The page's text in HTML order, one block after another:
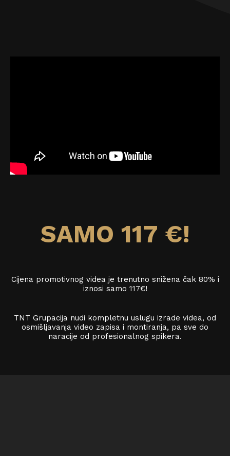
SAMO 117 €!
Cijena promotivnog videa je trenutno snižena čak 80% i
iznosi samo 117€!
TNT Grupacija nudi kompletnu uslugu izrade videa, od
osmišljavanja video zapisa i montiranja, pa sve do
naracije od profesionalnog spikera.